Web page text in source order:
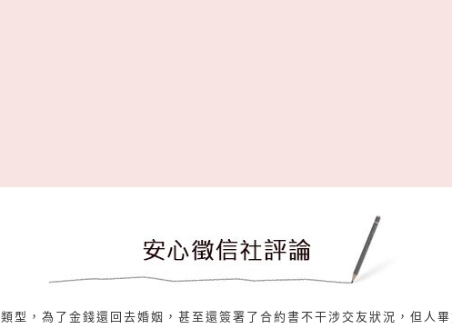
型，為了金錢還回去婚姻，甚至還簽署了合約書不干涉交友狀況，但人